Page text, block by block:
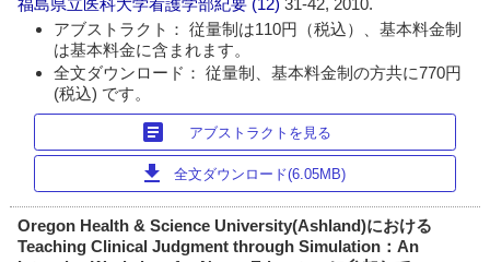
福島県立医科大学看護学部紀要 (12)31-42, 2010.
アブストラクト： 従量制は110円（税込）、基本料金制
は基本料金に含まれます。
全文ダウンロード： 従量制、基本料金制の方共に770円
(税込) です。
article アブストラクトを見る
download 全文ダウンロード(6.05MB)
Oregon Health & Science University(Ashland)における
Teaching Clinical Judgment through Simulation：An